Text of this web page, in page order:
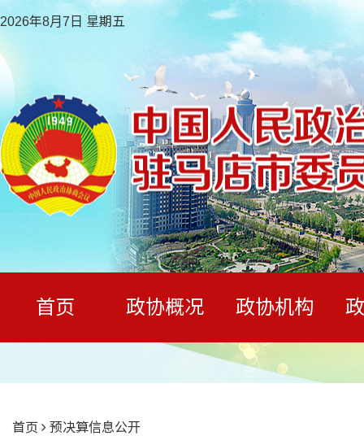
2026年8月7日 星期五
首页 政协概况 政协机构
首页 预决算信息公开